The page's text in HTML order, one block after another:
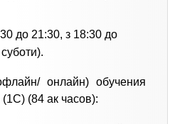
до 21:30, з 18:30 до
онлайн) обучения
(84 ак часов):